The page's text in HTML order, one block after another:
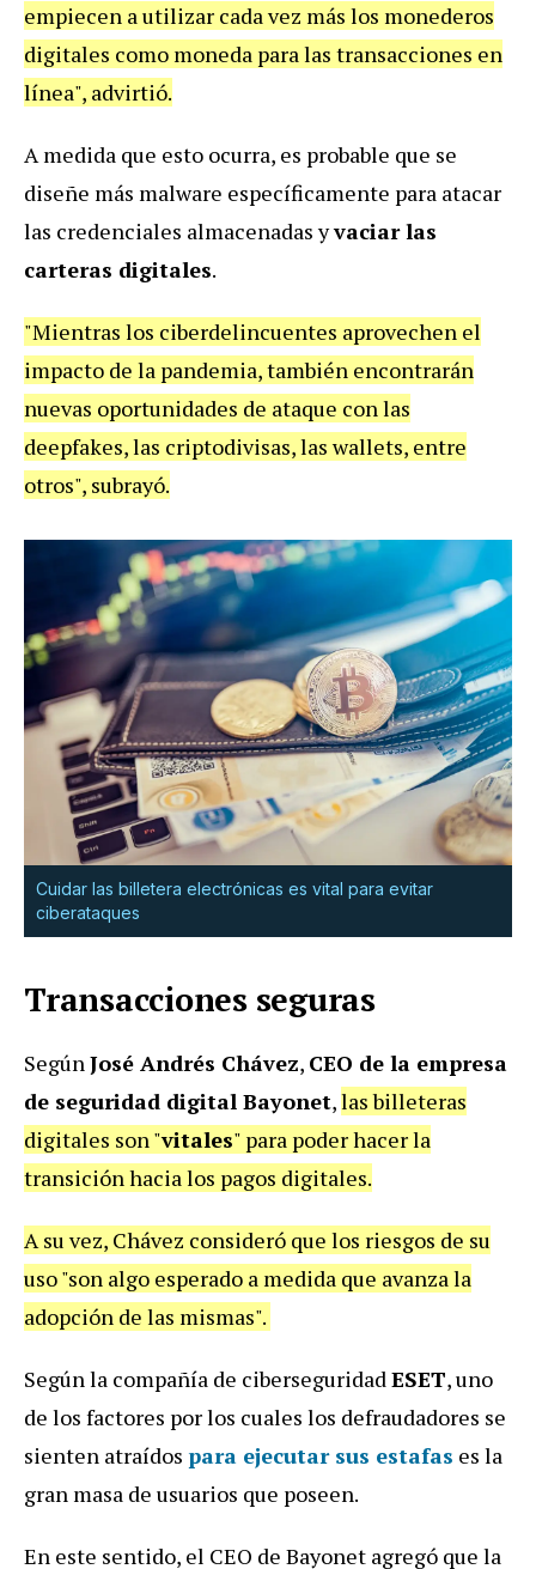
empiecen a utilizar cada vez más los monederos
digitales como moneda para las transacciones en
línea", advirtió.
A medida que esto ocurra, es probable que se
diseñe más malware específicamente para atacar
las credenciales almacenadas yvaciar las
carteras digitales.
"Mientras los ciberdelincuentes aprovechen el
impacto de la pandemia, también encontrarán
nuevas oportunidades de ataque con las
deepfakes, las criptodivisas, las wallets, entre
otros", subrayó.
Cuidar las billetera electrónicas es vital para evitar
ciberataques
Transacciones seguras
SegúnJosé Andrés Chávez, CEO de la empresa
de seguridad digital Bayonet,las billeteras
digitales son "vitales" para poder hacer la
transición hacia los pagos digitales.
A su vez, Chávez consideró que los riesgos de su
uso "son algo esperado a medida que avanza la
adopción de las mismas".
Según la compañía de ciberseguridadESET, uno
de los factores por los cuales los defraudadores se
sienten atraídos para ejecutar sus estafas es la
gran masa de usuarios que poseen.
En este sentido, el CEO de Bayonet agregó que la